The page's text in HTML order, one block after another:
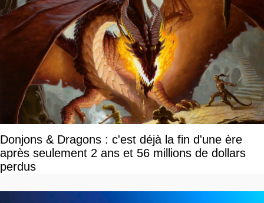
Donjons & Dragons : c'est déjà la fin d'une ère
après seulement 2 ans et 56 millions de dollars
perdus